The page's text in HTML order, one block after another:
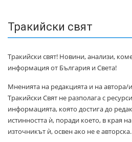
Тракийски свят
Тракийски свят! Новини, анализи,
информация от България и Света!
Мненията на редакцията и на автора/
Тракийски Свят не разполага с
информацията, която достига до
истинността ѝ, поради което, в края
източникът ѝ, освен ако не е авторска.